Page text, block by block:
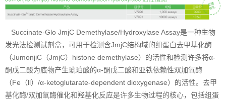
Succinate-Glo JmjC Demethylase/Hydroxylase Assay是一种生物
发光法检测试剂盒，可用于检测含JmjC结构域的组蛋白去甲基化酶
（JumonjiC（JmjC）histone demethylase）的活性和检测许多将α-
酮戊二酸为底物产生琥珀酸的α-酮戊二酸和亚铁依赖性双加氧酶
（Fe（ll）/α-ketoglutarate-dependent dioxygenase）的活性。去甲
基化酶/双加氧酶催化和羟基化反应是许多生物过程的核心，包括组蛋